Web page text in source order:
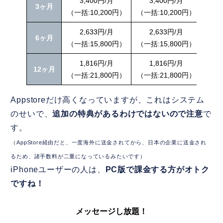
3ヶ月
（一括:10,200円）
（一括:10,200円）
6ヶ月
2,633円/月
（一括:15,800円）
2,633円/月
（一括:15,800円）
12ヶ月
1,816円/月
（一括:21,800円）
1,816円/月
（一括:21,800円）
Appstoreだけ高くなっていますが、これはシステム
のせいで、追加の特典があるわけではないので注意で
す。
（AppStore経由だと、一度海外に送金されてから、日本の企業に送金され
るため、諸手数料が二重になっているみたいです）
iPhoneユーザーの人は、
PC版で課金する方がオトク
ですね！
メッセージし放題！